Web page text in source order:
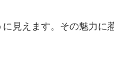
見えます。その魅力に